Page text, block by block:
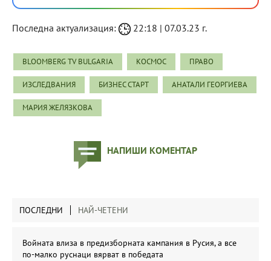
Последна актуализация: 22:18 | 07.03.23 г.
BLOOMBERG TV BULGARIA КОСМОС ПРАВО
ИЗСЛЕДВАНИЯ БИЗНЕС СТАРТ АНАТАЛИ ГЕОРГИЕВА
МАРИЯ ЖЕЛЯЗКОВА
НАПИШИ КОМЕНТАР
ПОСЛЕДНИ НАЙ-ЧЕТЕНИ
Войната влиза в предизборната кампания в Русия, а все
по-малко руснаци вярват в победата